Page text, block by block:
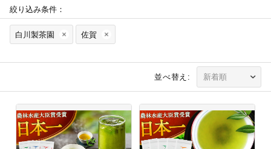
絞り込み条件：
白川製茶園 佐賀
並べ替え: